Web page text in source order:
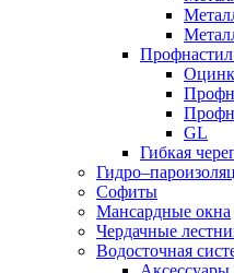
GL
Гибкая
Софиты
Мансардные окна
Чердачные
Водосточная